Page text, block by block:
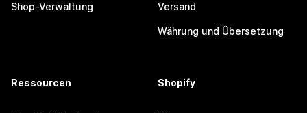
Shop-Verwaltung Versand
Währung und Übersetzung
Ressourcen Shopify